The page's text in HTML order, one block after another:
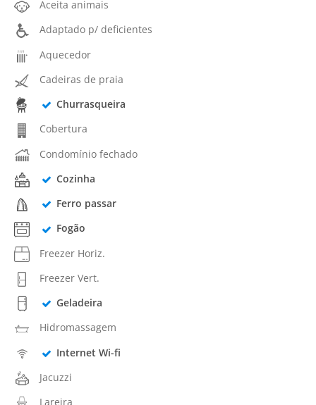
Aceita animais
Adaptado p/ deficientes
Aquecedor
Cadeiras de praia
Churrasqueira
Cobertura
Condomínio fechado
Cozinha
Ferro passar
Fogão
Freezer Horiz.
Freezer Vert.
Geladeira
Hidromassagem
Internet Wi-fi
Jacuzzi
Lareira